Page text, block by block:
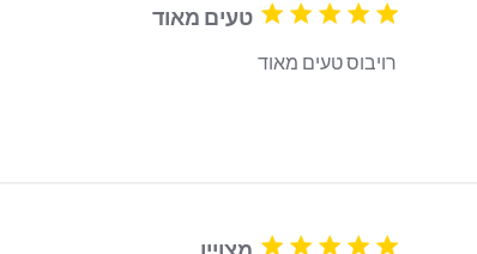
5 star rating טעים מאוד
רויבוס טעים מאודread more about review content
5 star rating